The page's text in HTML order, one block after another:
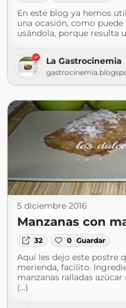
En este blog ya hemos
una ocasión, como
usándola, porque resulta
La Gastrocinemia
5 diciembre 2016
Manzanas con
32 0 Guardar
Aquí les dejo este postre
merienda, facilito.
manzanas ralladas
(...)